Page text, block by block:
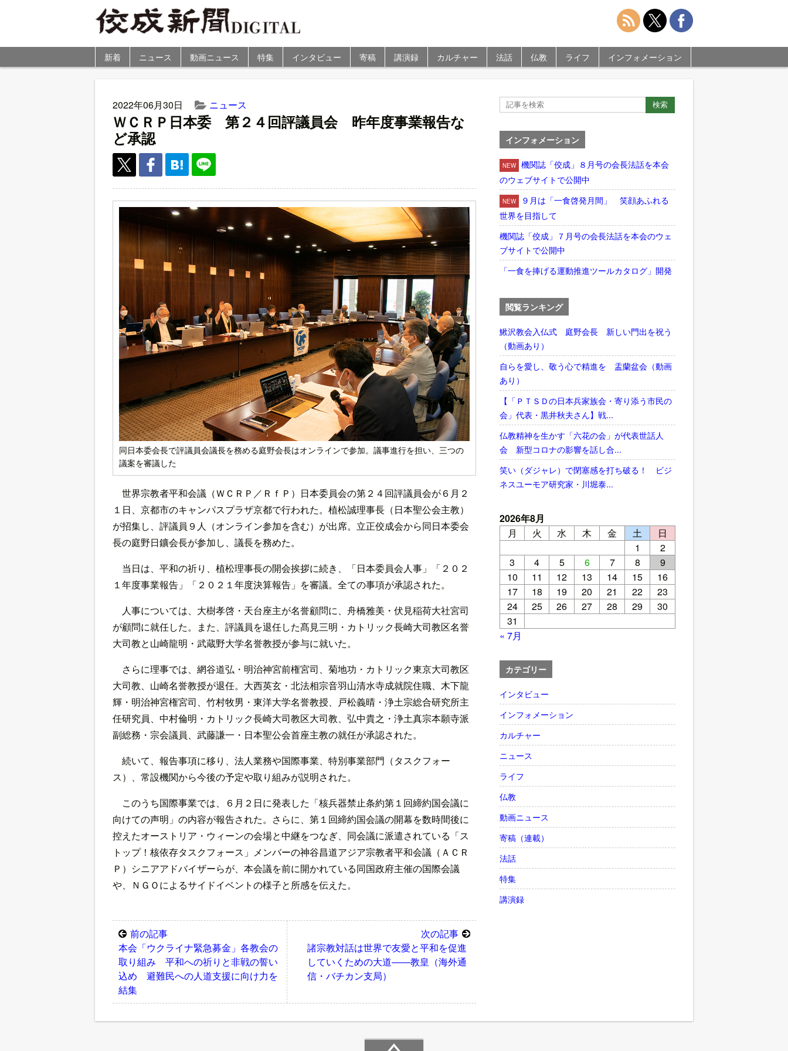
新着 ニュース 動画ニュース 特集 インタビュー 寄稿 講演録 カルチャー 法話 仏教 ライフ インフォメーション
2022年06月30日 ニュース
ＷＣＲＰ日本委 第２４回評議員会 昨年度事業報告な
ど承認
同日本委会長で評議員会議長を務める庭野会長はオンラインで参加。議事進行を担い、三つの
議案を審議した
世界宗教者平和会議（ＷＣＲＰ／ＲｆＰ）日本委員会の第２４回評議員会が６月２
１日、京都市のキャンパスプラザ京都で行われた。植松誠理事長（日本聖公会主教）
が招集し、評議員９人（オンライン参加を含む）が出席。立正佼成会から同日本委会
長の庭野日鑛会長が参加し、議長を務めた。
当日は、平和の祈り、植松理事長の開会挨拶に続き、「日本委員会人事」「２０２
１年度事業報告」「２０２１年度決算報告」を審議。全ての事項が承認された。
人事については、大樹孝啓・天台座主が名誉顧問に、舟橋雅美・伏見稲荷大社宮司
が顧問に就任した。また、評議員を退任した髙見三明・カトリック長崎大司教区名誉
大司教と山崎龍明・武蔵野大学名誉教授が参与に就いた。
さらに理事では、網谷道弘・明治神宮前権宮司、菊地功・カトリック東京大司教区
大司教、山崎名誉教授が退任。大西英玄・北法相宗音羽山清水寺成就院住職、木下龍
輝・明治神宮権宮司、竹村牧男・東洋大学名誉教授、戸松義晴・浄土宗総合研究所主
任研究員、中村倫明・カトリック長崎大司教区大司教、弘中貴之・浄土真宗本願寺派
副総務・宗会議員、武藤謙一・日本聖公会首座主教の就任が承認された。
続いて、報告事項に移り、法人業務や国際事業、特別事業部門（タスクフォー
ス）、常設機関から今後の予定や取り組みが説明された。
このうち国際事業では、６月２日に発表した「核兵器禁止条約第１回締約国会議に
向けての声明」の内容が報告された。さらに、第１回締約国会議の開幕を数時間後に
控えたオーストリア・ウィーンの会場と中継をつなぎ、同会議に派遣されている「ス
トップ！核依存タスクフォース」メンバーの神谷昌道アジア宗教者平和会議（ＡＣＲ
Ｐ）シニアアドバイザーらが、本会議を前に開かれている同国政府主催の国際会議
や、ＮＧＯによるサイドイベントの様子と所感を伝えた。
前の記事
本会「ウクライナ緊急募金」各教会の
取り組み 平和への祈りと非戦の誓い
込め 避難民への人道支援に向け力を
結集
次の記事
諸宗教対話は世界で友愛と平和を促進
していくための大道――教皇（海外通
信・バチカン支局）
インフォメーション
NEW
機関誌「佼成」８月号の会長法話を本会
のウェブサイトで公開中
NEW
９月は「一食啓発月間」 笑顔あふれる
世界を目指して
機関誌「佼成」７月号の会長法話を本会のウェ
ブサイトで公開中
「一食を捧げる運動推進ツールカタログ」開発
閲覧ランキング
鰍沢教会入仏式 庭野会長 新しい門出を祝う
（動画あり）
自らを愛し、敬う心で精進を 盂蘭盆会（動画
あり）
【「ＰＴＳＤの日本兵家族会・寄り添う市民の
会」代表・黒井秋夫さん】戦...
仏教精神を生かす「六花の会」が代表世話人
会 新型コロナの影響を話し合...
笑い（ダジャレ）で閉塞感を打ち破る！ ビジ
ネスユーモア研究家・川堀泰...
2026年8月
月
火 水 木 金 土
日
1
2
3
4 5 6 7 8
9
10
11 12 13 14 15
16
17
18 19 20 21 22
23
24
25 26 27 28 29
30
31
« 7月
カテゴリー
インタビュー
インフォメーション
カルチャー
ニュース
ライフ
仏教
動画ニュース
寄稿（連載）
法話
特集
講演録